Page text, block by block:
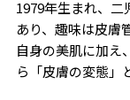
1979年生まれ、
あり、趣味は皮膚
自身の美肌に加え
ら「皮膚の変態」